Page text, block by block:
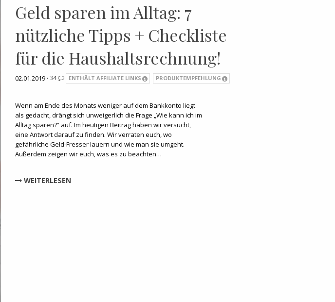
Geld sparen im Alltag: 7
nützliche Tipps + Checkliste
für die Haushaltsrechnung!
02.01.2019 · 34 ENTHÄLT AFFILIATE LINKS PRODUKTEMPFEHLUNG
Wenn am Ende des Monats weniger auf dem Bankkonto liegt
als gedacht, drängt sich unweigerlich die Frage „Wie kann ich im
Alltag sparen?“ auf. Im heutigen Beitrag haben wir versucht,
eine Antwort darauf zu finden. Wir verraten euch, wo
gefährliche Geld-Fresser lauern und wie man sie umgeht.
Außerdem zeigen wir euch, was es zu beachten…
WEITERLESEN